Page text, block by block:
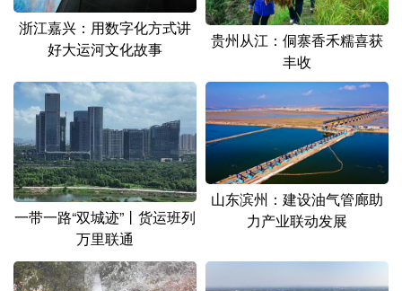
多语种频道
English Español Français عربى
Русский язык 日本語 한국어
Deutsch Português
浙江嘉兴：用数字化方式讲
好大运河文化故事
贵州从江：侗寨香禾糯喜获
丰收
一带一路“双城迹”丨货运班列
万里联通
山东滨州：建设油气管廊助
力产业联动发展